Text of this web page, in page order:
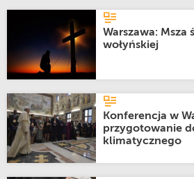
Warszawa: Msza
wołyńskiej
Konferencja w
przygotowanie
klimatycznego